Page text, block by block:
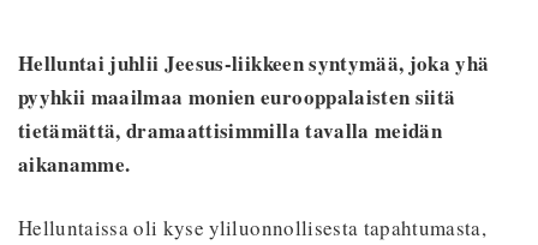
Helluntai juhlii Jeesus-liikkeen syntymää, joka yhä
pyyhkii maailmaa monien eurooppalaisten siitä
tietämättä, dramaattisimmilla tavalla meidän
aikanamme.
Helluntaissa oli kyse yliluonnollisesta tapahtumasta,